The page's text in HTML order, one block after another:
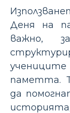
Деня на
важно,
паметта.
да